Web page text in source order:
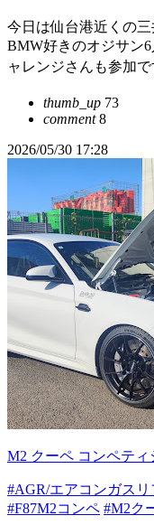
今日は仙台港近くの
BMW好きのオジサン
ャレンジさんも参加
thumb_up 73
comment8
2026/05/30 17:28
M2 クーペ コンペティ
#AGR/エアコンガス
#F87M2コンペ #M2ク